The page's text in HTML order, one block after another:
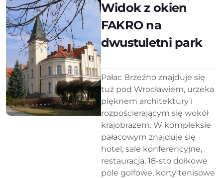
Widok z okien
FAKRO na
dwustuletni park
Pałac Brzeźno znajduje się
tuż pod Wrocławiem, urzeka
pięknem architektury i
rozpościerającym się wokół
krajobrazem. W kompleksie
pałacowym znajduje się
hotel, sale konferencyjne,
restauracja, 18-sto dołkowe
pole golfowe, korty tenisowe